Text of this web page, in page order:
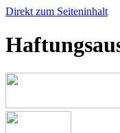
Direkt zum Seiteninhalt